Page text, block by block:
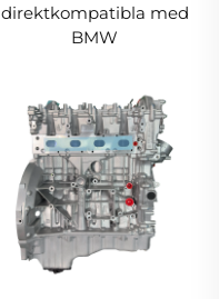
direktkompatibla med
BMW